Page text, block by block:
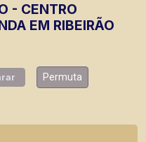
- CENTRO
EM RIBEIRÃO
Permuta